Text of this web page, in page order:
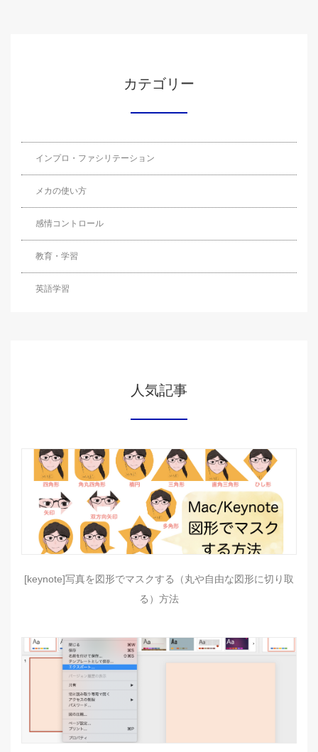
カテゴリー
インプロ・ファシリテーション
メカの使い方
感情コントロール
教育・学習
英語学習
人気記事
[keynote]写真を図形でマスクする（丸や自由な図形に切り取
る）方法